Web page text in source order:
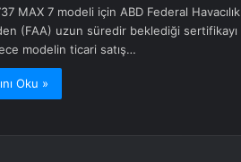
MAX 7 modeli için ABD Federal Havacılık
(FAA) uzun süredir beklediği sertifikayı
modelin ticari satış…
Oku »